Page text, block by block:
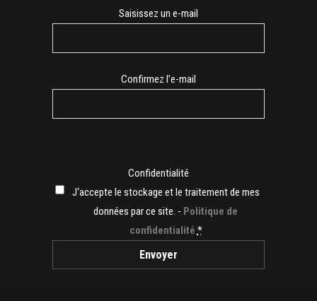
Saisissez un e-mail
Confirmez l’e-mail
Confidentialité
J‘accepte le stockage et le traitement de mes
données par ce site. - Politique de
confidentialité *